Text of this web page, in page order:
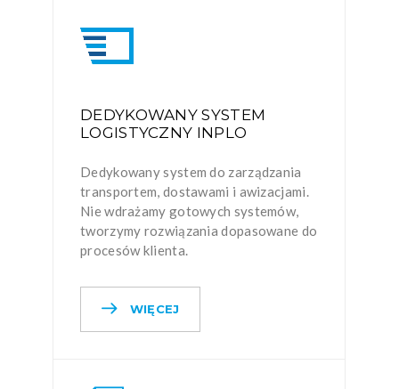
DEDYKOWANY SYSTEM
LOGISTYCZNY INPLO
Dedykowany system do zarządzania
transportem, dostawami i awizacjami.
Nie wdrażamy gotowych systemów,
tworzymy rozwiązania dopasowane do
procesów klienta.
WIĘCEJ